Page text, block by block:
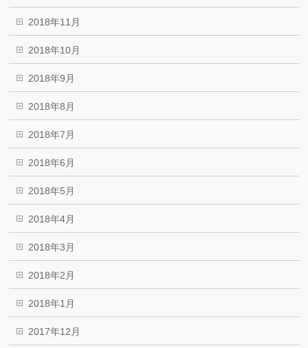
2018年11月
2018年10月
2018年9月
2018年8月
2018年7月
2018年6月
2018年5月
2018年4月
2018年3月
2018年2月
2018年1月
2017年12月